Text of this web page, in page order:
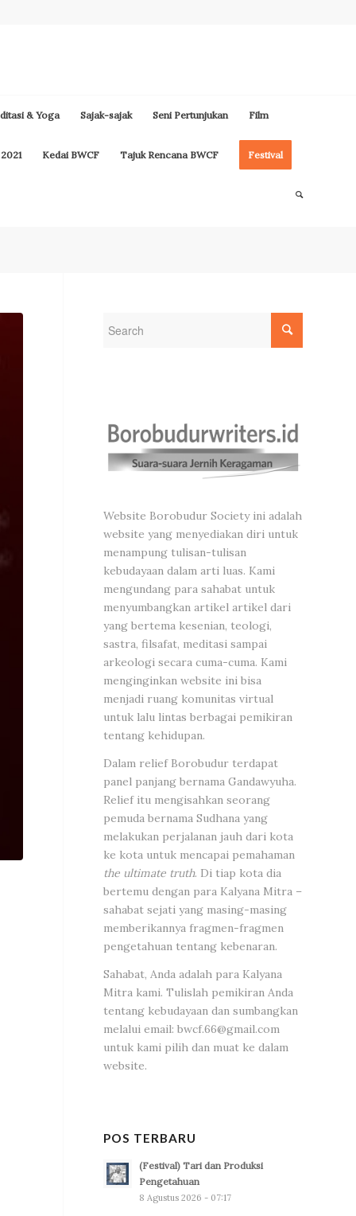
& Yoga Sajak-sajak Seni Pertunjukan Film
Kedai BWCF Tajuk Rencana BWCF Festival
Website Borobudur Society ini adalah
website yang menyediakan diri untuk
menampung tulisan-tulisan
kebudayaan dalam arti luas. Kami
mengundang para sahabat untuk
menyumbangkan artikel artikel dari
yang bertema kesenian, teologi,
sastra, filsafat, meditasi sampai
arkeologi secara cuma-cuma. Kami
menginginkan website ini bisa
menjadi ruang komunitas virtual
untuk lalu lintas berbagai pemikiran
tentang kehidupan.
Dalam relief Borobudur terdapat
panel panjang bernama Gandawyuha.
Relief itu mengisahkan seorang
pemuda bernama Sudhana yang
melakukan perjalanan jauh dari kota
ke kota untuk mencapai pemahaman
the ultimate truth. Di tiap kota dia
bertemu dengan para Kalyana Mitra –
sahabat sejati yang masing-masing
memberikannya fragmen-fragmen
pengetahuan tentang kebenaran.
Sahabat, Anda adalah para Kalyana
Mitra kami. Tulislah pemikiran Anda
tentang kebudayaan dan sumbangkan
melalui email: bwcf.66@gmail.com
untuk kami pilih dan muat ke dalam
website.
POS TERBARU
(Festival) Tari dan Produksi
Pengetahuan
8 Agustus 2026 - 07:17